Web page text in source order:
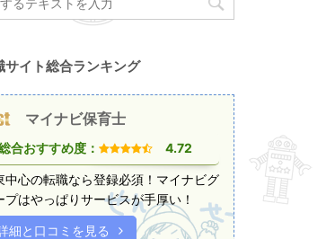
サイト総合ランキング
マイナビ保育士
合おすすめ度： 4.72
中心の転職なら登録必須！マイナビグ
プはやっぱりサービスが手厚い！
細と口コミを見る